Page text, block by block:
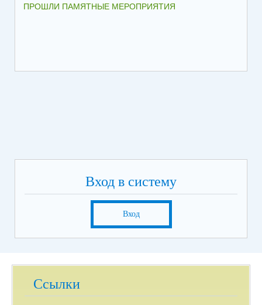
ПРОШЛИ ПАМЯТНЫЕ МЕРОПРИЯТИЯ
Вход в систему
Вход
Ссылки